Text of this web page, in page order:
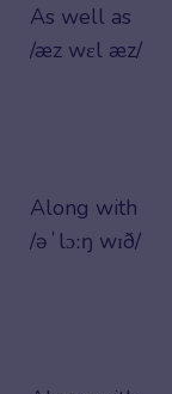
As well as
/æz wɛl æz/
Along with
/əˈlɔːŋ wɪð/